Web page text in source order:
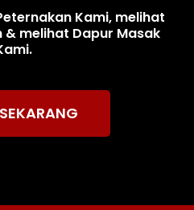
Kami, melihat
& melihat Dapur Masak